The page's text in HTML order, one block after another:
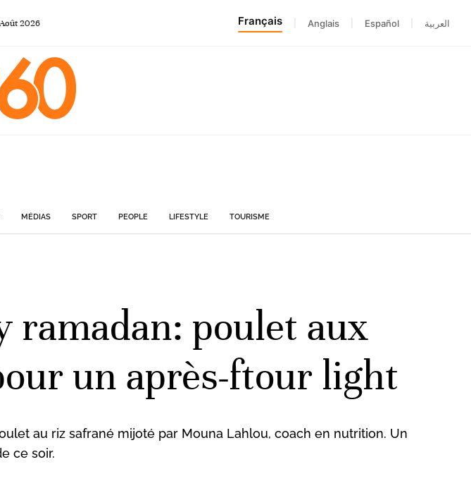
2026 Français Anglais Español العربية
MÉDIAS SPORT PEOPLE LIFESTYLE TOURISME
ramadan: poulet aux
un après-ftour light
au riz safrané mijoté par Mouna Lahlou, coach en nutrition. Un
ce soir.